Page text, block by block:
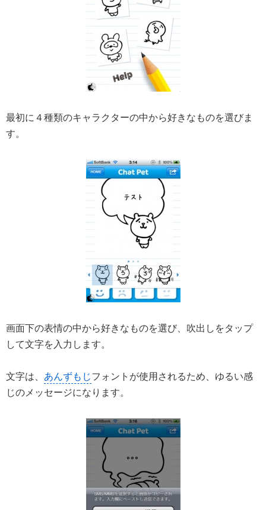
最初に４種類のキャラクターの中から好きなものを選びま
す。
画面下の表情の中から好きなものを選び、吹出しをタップ
して文字を入力します。
文字は、 あんずもじフォントが使用されるため、ゆるい感
じのメッセージになります。